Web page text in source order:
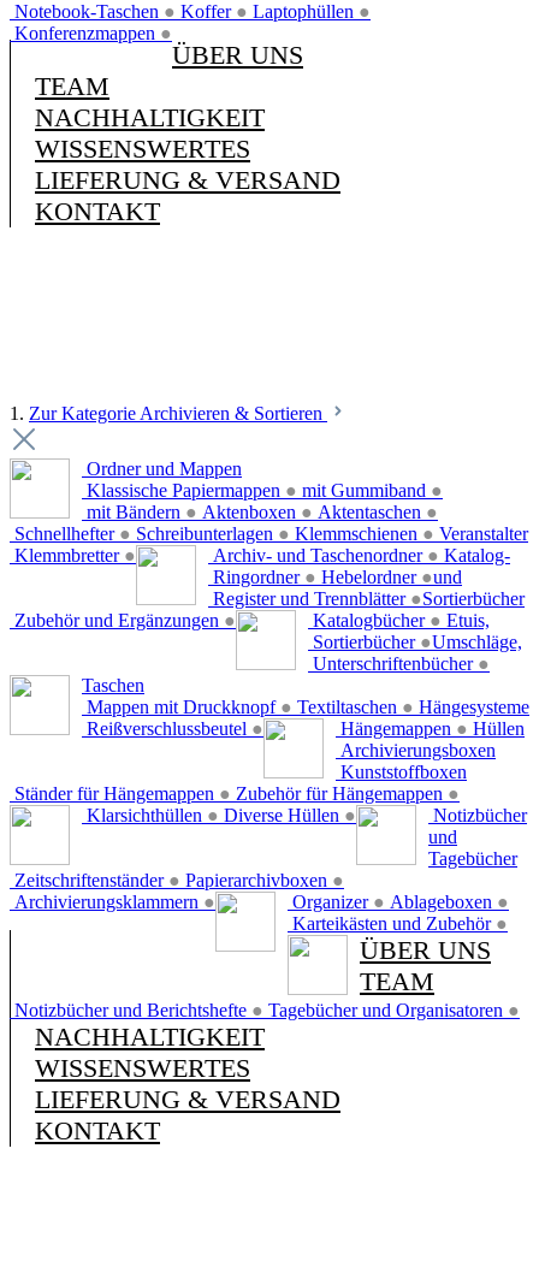
Notebook-Taschen ● Koffer ● Laptophüllen ●
Konferenzmappen ●
ÜBER UNS
TEAM
NACHHALTIGKEIT
WISSENSWERTES
LIEFERUNG & VERSAND
KONTAKT
1. Zur Kategorie Archivieren & Sortieren
Ordner und Mappen
Klassische Papiermappen ● mit Gummiband ●
mit Bändern ● Aktenboxen ● Aktentaschen ●
Schnellhefter ● Schreibunterlagen ● Klemmschienen ●
Klemmbretter ●
Veranstalter
Archiv- und Taschenordner ●
Ringordner ● Hebelordner ●
Register und Trennblätter ●
Zubehör und Ergänzungen ●
Katalog-
und
Sortierbücher
Katalogbücher ●
Sortierbücher ●
Unterschriftenbücher ●
Etuis,
Umschläge,
Taschen
Mappen mit Druckknopf ● Textiltaschen ●
Reißverschlussbeutel ●
Hängesysteme
Hängemappen ●
Ständer für Hängemappen ● Zubehör für Hängemappen ●
Hüllen
Klarsichthüllen ● Diverse Hüllen ●
Archivierungsboxen
Zeitschriftenständer ● Papierarchivboxen ●
Archivierungsklammern ●
Kunststoffboxen
Organizer ● Ablageboxen ●
Karteikästen und Zubehör ●
Notizbücher
und
Tagebücher
Notizbücher und Berichtshefte ● Tagebücher und Organisatoren ●
ÜBER UNS
TEAM
NACHHALTIGKEIT
WISSENSWERTES
LIEFERUNG & VERSAND
KONTAKT